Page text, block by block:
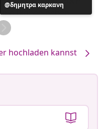
Beitrag
veröffentlicht
von
δημητρα καρκανη
hochladen kannst